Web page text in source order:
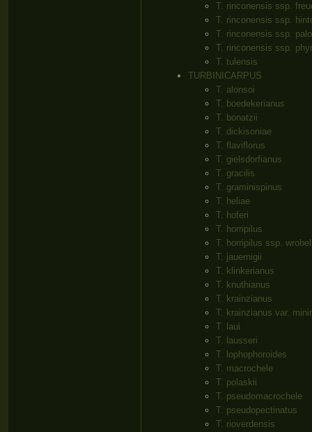
T. rinconensis ssp.
T. rinconensis ssp.
T. rinconensis ssp.
T. rinconensis ssp.
T. tulensis
TURBINICARPUS
T. alonsoi
T. boedekerianus
T. bonatzii
T. dickisoniae
T. flaviflorus
T. gielsdorfianus
T. gracilis
T. graminispinus
T. heliae
T. hoferi
T. horripilus
T. horripilus ssp.
T. jauernigii
T. klinkerianus
T. knuthianus
T. krainzianus
T. krainzianus var.
T. laui
T. lausseri
T. lophophoroides
T. macrochele
T. polaskii
T. pseudomacrochele
T. pseudopectinatus
T. rioverdensis